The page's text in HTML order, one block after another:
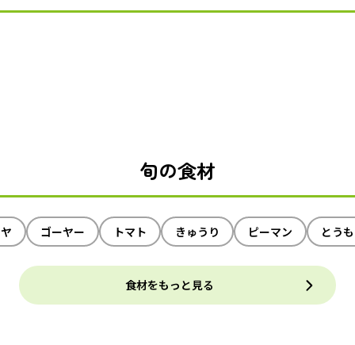
旬の食材
ゴーヤー トマト きゅうり ピーマン とう
食材をもっと見る